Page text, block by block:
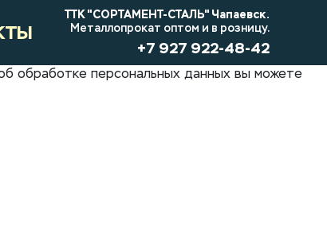
ТТК "СОРТАМЕНТ-СТАЛЬ" Чапаевск.
Металлопрокат оптом и в розницу.
+7 927 922-48-42
обработке персональных данных вы можете